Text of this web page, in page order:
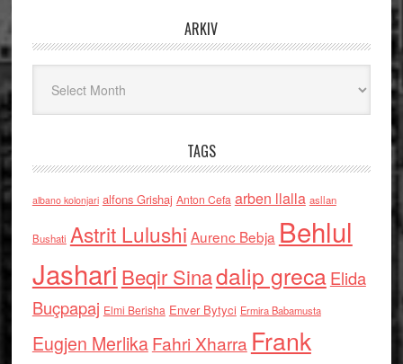
ARKIV
TAGS
albano kolonjari alfons Grishaj Anton Cefa arben llalla asllan
Bushati Astrit Lulushi Aurenc Bebja Behlul
Jashari Beqir Sinadalip grecaElida
Buçpapaj Elmi Berisha Enver Bytyci Ermira Babamusta
Eugjen MerlikaFahri Xharra Frank